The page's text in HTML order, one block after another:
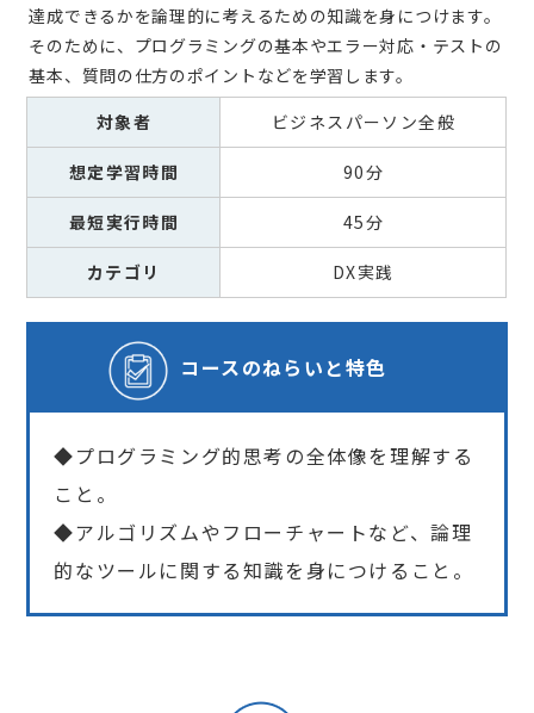
達成できるかを論理的に考えるための知識を身につけます。
そのために、プログラミングの基本やエラー対応・テストの
基本、質問の仕方のポイントなどを学習します。
対象者
ビジネスパーソン全般
想定学習時間 90分
最短実行時間 45分
カテゴリ DX実践
コースのねらいと特色
◆プログラミング的思考の全体像を理解する
こと。
◆アルゴリズムやフローチャートなど、論理
的なツールに関する知識を身につけること。